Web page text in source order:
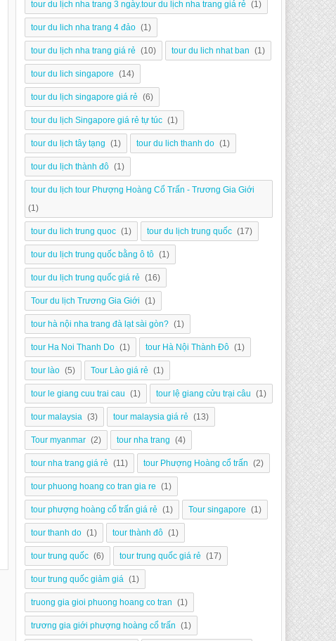
tour du lịch nha trang 3 ngày.tour du lịch nha trang giá rẻ (1)
tour du lich nha trang 4 đảo (1)
tour du lịch nha trang giá rẻ (10) tour du lich nhat ban (1)
tour du lich singapore (14)
tour du lịch singapore giá rẻ (6)
tour du lịch Singapore giá rẻ tự túc (1)
tour du lịch tây tạng (1) tour du lich thanh do (1)
tour du lịch thành đô (1)
tour du lịch tour Phượng Hoàng Cổ Trấn - Trương Gia Giới
(1)
tour du lich trung quoc (1) tour du lịch trung quốc (17)
tour du lịch trung quốc bằng ô tô (1)
tour du lịch trung quốc giá rẻ (16)
Tour du lịch Trương Gia Giới (1)
tour hà nội nha trang đà lạt sài gòn? (1)
tour Ha Noi Thanh Do (1) tour Hà Nội Thành Đô (1)
tour lào (5) Tour Lào giá rẻ (1)
tour le giang cuu trai cau (1) tour lệ giang cửu trại câu (1)
tour malaysia (3) tour malaysia giá rẻ (13)
Tour myanmar (2) tour nha trang (4)
tour nha trang giá rẻ (11) tour Phượng Hoàng cổ trấn (2)
tour phuong hoang co tran gia re (1)
tour phượng hoàng cổ trấn giá rẻ (1) Tour singapore (1)
tour thanh do (1) tour thành đô (1)
tour trung quốc (6) tour trung quốc giá rẻ (17)
tour trung quốc giảm giá (1)
truong gia gioi phuong hoang co tran (1)
trương gia giới phượng hoàng cổ trấn (1)